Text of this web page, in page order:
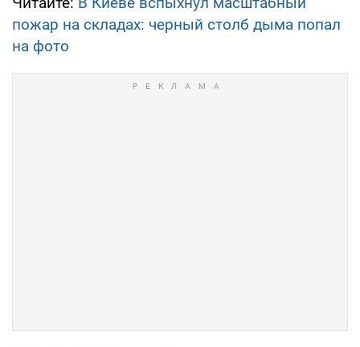
пожар на складах: черный столб дыма попал
на фото